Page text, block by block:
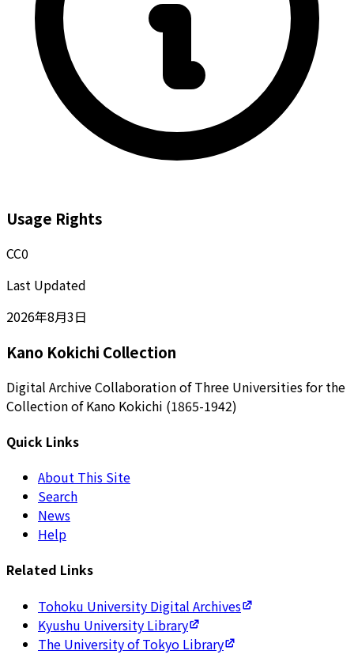
Usage Rights
CC0
Last Updated
2026年8月3日
Kano Kokichi Collection
Digital Archive Collaboration of Three Universities for the
Collection of Kano Kokichi (1865-1942)
Quick Links
About This Site
Search
News
Help
Related Links
Tohoku University Digital Archives
Kyushu University Library
The University of Tokyo Library